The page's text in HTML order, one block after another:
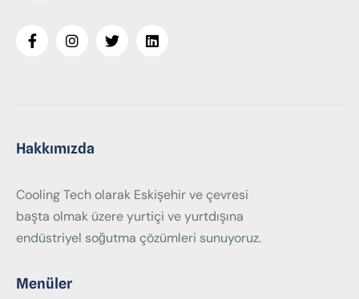
Hakkımızda
Cooling Tech olarak Eskişehir ve çevresi
başta olmak üzere yurtiçi ve yurtdışına
endüstriyel soğutma çözümleri sunuyoruz.
Menüler